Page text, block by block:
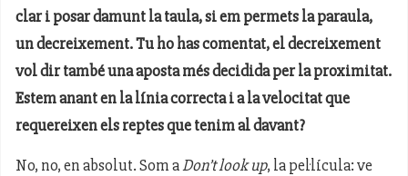
clar i posar damunt la taula, si em permets la paraula,
un decreixement. Tu ho has comentat, el decreixement
vol dir també una aposta més decidida per la proximitat.
Estem anant en la línia correcta i a la velocitat que
requereixen els reptes que tenim al davant?
No, no, en absolut. Som aDon’t look up, la pel·lícula: ve